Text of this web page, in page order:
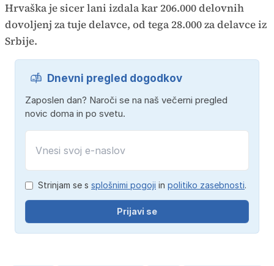
Hrvaška je sicer lani izdala kar 206.000 delovnih
dovoljenj za tuje delavce, od tega 28.000 za delavce iz
Srbije.
Dnevni pregled dogodkov
Zaposlen dan? Naroči se na naš večerni pregled
novic doma in po svetu.
Strinjam se s splošnimi pogoji in politiko zasebnosti.
Prijavi se